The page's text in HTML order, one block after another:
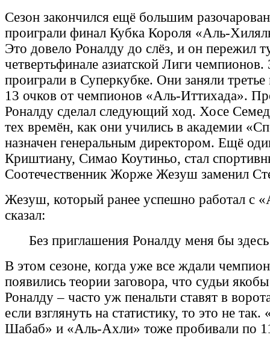
Сезон закончился ещё большим
проиграли финал Кубка Короля «Аль-
Это довело Роналду до слёз, и он пережил
четвертьфинале азиатской Лиги чемпионов.
проиграли в Суперкубке. Они заняли третье
13 очков от чемпионов «Аль-Иттихада».
Роналду сделал следующий ход. Хосе
тех времён, как они учились в академии
назначен генеральным директором. Ещё
Криштиану, Симао Коутиньо, стал
Соотечественник Жорже Жезуш заменил
Жезуш, который ранее успешно работал с
сказал:
Без приглашения Роналду меня бы
В этом сезоне, когда уже все ждали
появились теории заговора, что судьи
Роналду – часто уж пенальти ставят в
если взглянуть на статистику, то это не
Шабаб» и «Аль-Ахли» тоже пробивали по